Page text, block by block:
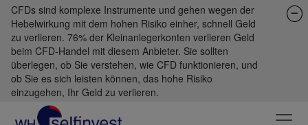
CFDs sind komplexe Instrumente und gehen wegen der
Hebelwirkung mit dem hohen Risiko einher, schnell Geld
zu verlieren. 76% der Kleinanlegerkonten verlieren Geld
beim CFD-Handel mit diesem Anbieter. Sie sollten
überlegen, ob Sie verstehen, wie CFD funktionieren, und
ob Sie es sich leisten können, das hohe Risiko
einzugehen, Ihr Geld zu verlieren.